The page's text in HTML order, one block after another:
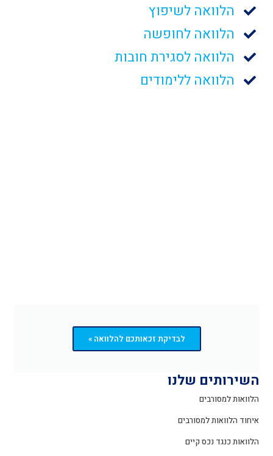
הלוואה לשיפוץ
הלוואה לחופשה
הלוואה לסגירת חובות
הלוואה ללימודים
לבדיקת זכאותכם להלוואה »
השירותים שלנו
הלוואות למסורבים
איחוד הלוואות למסורבים
הלוואות כנגד נכס קיים